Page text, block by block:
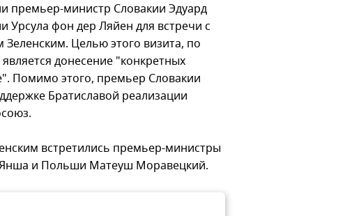
премьер-министр Словакии Эдуард
Урсула фон дер Ляйен для встречи с
Целью этого визита, по
донесение "конкретных
Помимо этого, премьер Словакии
Братиславой реализации
встретились премьер-министры
и Польши Матеуш Моравецкий.